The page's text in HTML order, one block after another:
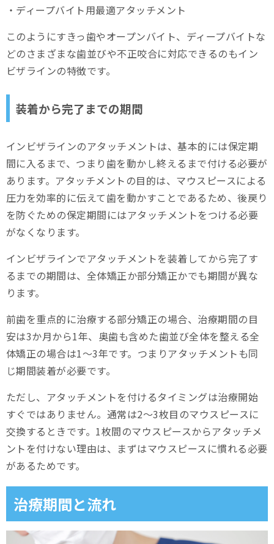
・ディープバイト用最適アタッチメント
このようにすきっ歯やオープンバイト、ディープバイトな
どのさまざまな歯並びや不正咬合に対応できるのもイン
ビザラインの特徴です。
装着から完了までの期間
インビザラインのアタッチメントは、基本的には保定期
間に入るまで、つまり歯を動かし終えるまで付ける必要が
あります。アタッチメントの目的は、マウスピースによる
圧力を効率的に伝えて歯を動かすことであるため、後戻り
を防ぐための保定期間にはアタッチメントをつける必要
がなくなります。
インビザラインでアタッチメントを装着してから完了す
るまでの期間は、全体矯正か部分矯正かでも期間が異な
ります。
前歯を重点的に治療する部分矯正の場合、治療期間の目
安は3か月から1年、奥歯も含めた歯並び全体を整える全
体矯正の場合は1～3年です。つまりアタッチメントも同
じ期間装着が必要です。
ただし、アタッチメントを付けるタイミングは治療開始
すぐではありません。通常は2～3枚目のマウスピースに
交換するときです。1枚間のマウスピースからアタッチメ
ントを付けない理由は、まずはマウスピースに慣れる必要
があるためです。
治療期間と流れ